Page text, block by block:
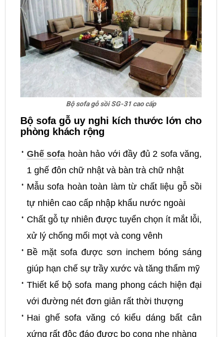
Bộ sofa gỗ sồi SG-31 cao cấp
Bộ sofa gỗ uy nghi kích thước lớn cho
phòng khách rộng
Ghế sofa hoàn hảo với đầy đủ 2 sofa văng,
1 ghế đôn chữ nhật và bàn trà chữ nhật
Mẫu sofa hoàn toàn làm từ chất liệu gỗ sồi
tự nhiên cao cấp nhập khẩu nước ngoài
Chất gỗ tự nhiên được tuyển chọn ít mắt lỗi,
xử lý chống mối mọt và cong vênh
Bề mặt sofa được sơn inchem bóng sáng
giúp hạn chế sự trầy xước và tăng thẩm mỹ
Thiết kế bộ sofa mang phong cách hiện đại
với đường nét đơn giản rất thời thượng
Hai ghế sofa văng có kiểu dáng bất cân
xứng rất độc đáo được bo cong nhẹ nhàng